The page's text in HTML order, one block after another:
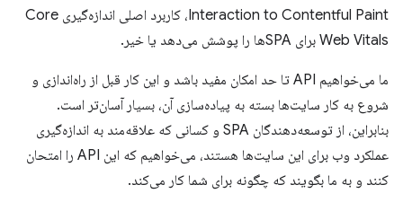
Interaction to Contentful Paint، کاربرد اصلی اندازه‌گیری Core
Web Vitals برای SPAها را پوشش می‌دهد یا خیر.
ما می‌خواهیم API تا حد امکان مفید باشد و این کار قبل از راه‌اندازی و
شروع به کار سایت‌ها بسته به پیاده‌سازی آن، بسیار آسان‌تر است.
بنابراین، از توسعه‌دهندگان SPA و کسانی که علاقه‌مند به اندازه‌گیری
عملکرد وب برای این سایت‌ها هستند، می‌خواهیم که این API را امتحان
کنند و به ما بگویند که چگونه برای شما کار می‌کند.